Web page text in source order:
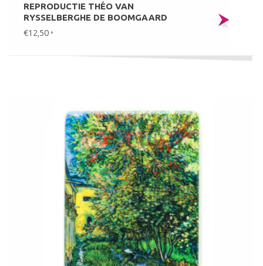
REPRODUCTIE THÉO VAN
RYSSELBERGHE DE BOOMGAARD
€12,50 *